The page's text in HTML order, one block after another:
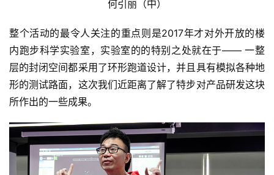
何引丽（中）
整个活动的最令人关注的重点则是2017年才对外开放的楼
内跑步科学实验室，实验室的的特别之处就在于—— 一整
层的封闭空间都采用了环形跑道设计，并且具有模拟各种地
形的测试路面，这次我们近距离了解了特步对产品研发这块
所作出的一些成果。